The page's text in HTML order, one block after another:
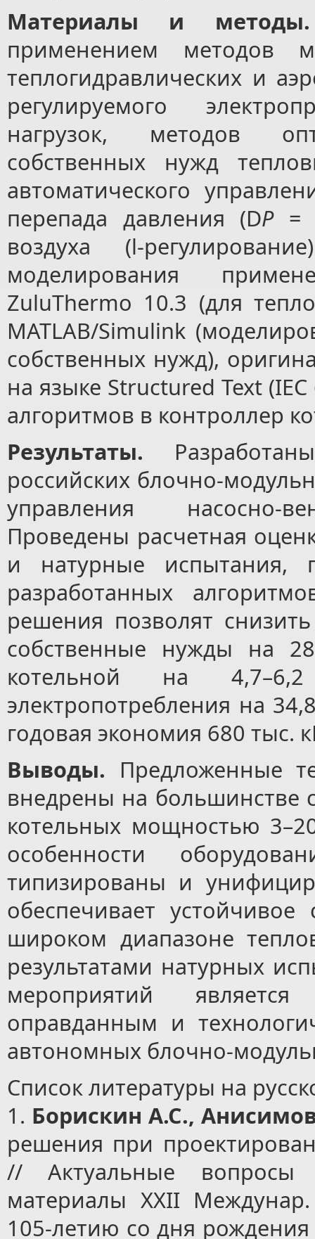
Материалы и методы.
применением методов
теплогидравлических и
регулируемого
нагрузок, методов
собственных нужд
автоматического
перепада давления (DP=
воздуха (l-
моделирования
ZuluThermo 10.3 (для
MATLAB/Simulink
собственных нужд),
на языке Structured Text
алгоритмов в контроллер
Результаты.
российских блочно-
управления насосно-
Проведены расчетная
и натурные испытания,
разработанных
решения позволят
собственные нужды на
котельной на
электропотребления на
годовая экономия 680 тыс.
Выводы. Предложенные
внедрены на большинстве
котельных мощностью
особенности
типизированы и
обеспечивает
широком диапазоне
результатами натурных
мероприятий
оправданным и
автономных блочно-
Список литературы на
1. Борискин А.С.,
решения при
// Актуальные вопросы
материалы XXII
105-летию со дня